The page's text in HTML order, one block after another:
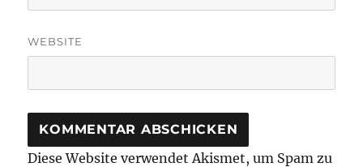
WEBSITE
Diese Website verwendet Akismet, um Spam zu